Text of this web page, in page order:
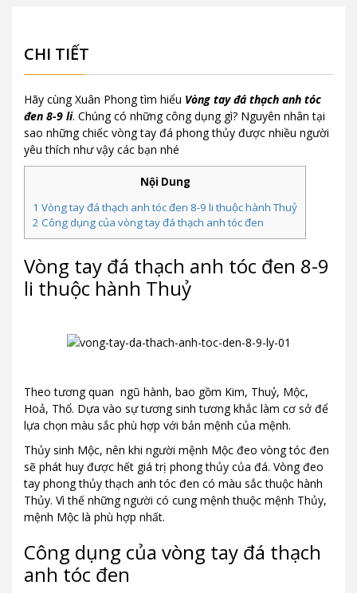
CHI TIẾT
Hãy cùng Xuân Phong tìm hiểu Vòng tay đá thạch anh tóc
đen 8-9 li. Chúng có những công dụng gì? Nguyên nhân tại
sao những chiếc vòng tay đá phong thủy được nhiều người
yêu thích như vậy các bạn nhé
Nội Dung
1 Vòng tay đá thạch anh tóc đen 8-9 li thuộc hành Thuỷ
2 Công dụng của vòng tay đá thạch anh tóc đen
Vòng tay đá thạch anh tóc đen 8-9
li thuộc hành Thuỷ
Theo tương quan ngũ hành, bao gồm Kim, Thuỷ, Mộc,
Hoả, Thổ. Dựa vào sự tương sinh tương khắc làm cơ sở để
lựa chọn màu sắc phù hợp với bản mệnh của mệnh.
Thủy sinh Mộc, nên khi người mệnh Mộc đeo vòng tóc đen
sẽ phát huy được hết giá trị phong thủy của đá. Vòng đeo
tay phong thủy thạch anh tóc đen có màu sắc thuộc hành
Thủy. Vì thế những người có cung mệnh thuộc mệnh Thủy,
mệnh Mộc là phù hợp nhất.
Công dụng của vòng tay đá thạch
anh tóc đen